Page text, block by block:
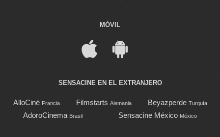
MÓVIL
SENSACINE EN EL EXTRANJERO
AlloCiné Francia Filmstarts Alemania Beyazperde Turquía
AdoroCinema Brasil Sensacine México México